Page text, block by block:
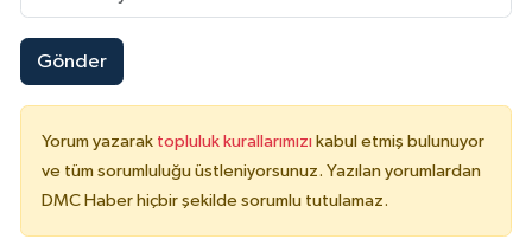
Gönder
Yorum yazarak topluluk kurallarımızı kabul etmiş bulunuyor
ve tüm sorumluluğu üstleniyorsunuz. Yazılan yorumlardan
DMC Haber hiçbir şekilde sorumlu tutulamaz.